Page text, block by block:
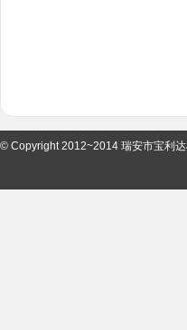
© Copyright 2012~2014 瑞安市宝利